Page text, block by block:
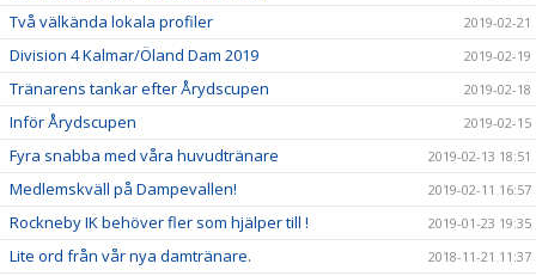
Två välkända lokala profiler 2019-02-21
Division 4 Kalmar/Öland Dam 2019 2019-02-19
Tränarens tankar efter Årydscupen 2019-02-18
Inför Årydscupen 2019-02-15
Fyra snabba med våra huvudtränare 2019-02-13 18:51
Medlemskväll på Dampevallen! 2019-02-11 16:57
Rockneby IK behöver fler som hjälper till ! 2019-01-23 19:35
Lite ord från vår nya damtränare. 2018-11-21 11:37